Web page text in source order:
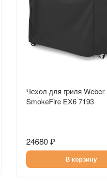
Чехол для гриля Weber
SmokeFire EX6 7193
24680 ₽
В корзину